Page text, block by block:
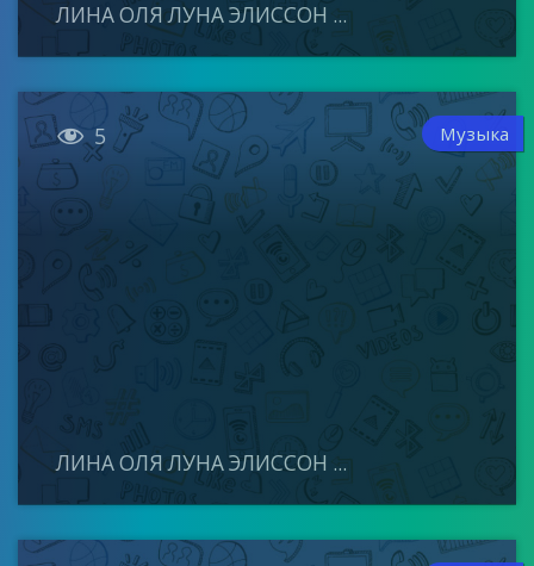
ЛИНА ОЛЯ ЛУНА ЭЛИССОН ...
 5 Музыка
ЛИНА ОЛЯ ЛУНА ЭЛИССОН ...